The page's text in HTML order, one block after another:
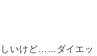
いけど……ダイエッ